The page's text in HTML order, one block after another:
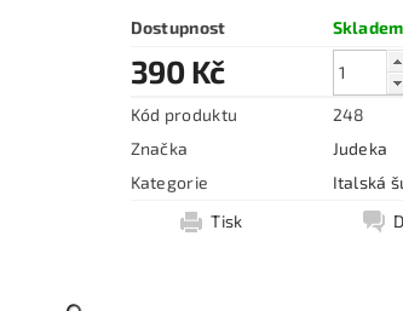
Dostupnost
390 Kč
Kód produktu
248
Značka
Judeka
Kategorie
Italská
Tisk